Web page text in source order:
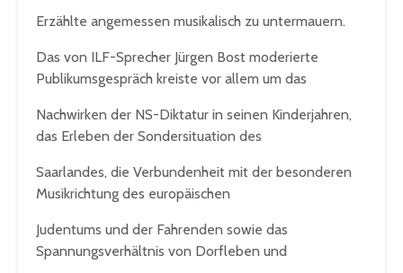
Erzählte angemessen musikalisch zu untermauern.
Das von ILF-Sprecher Jürgen Bost moderierte
Publikumsgespräch kreiste vor allem um das
Nachwirken der NS-Diktatur in seinen Kinderjahren,
das Erleben der Sondersituation des
Saarlandes, die Verbundenheit mit der besonderen
Musikrichtung des europäischen
Judentums und der Fahrenden sowie das
Spannungsverhältnis von Dorfleben und